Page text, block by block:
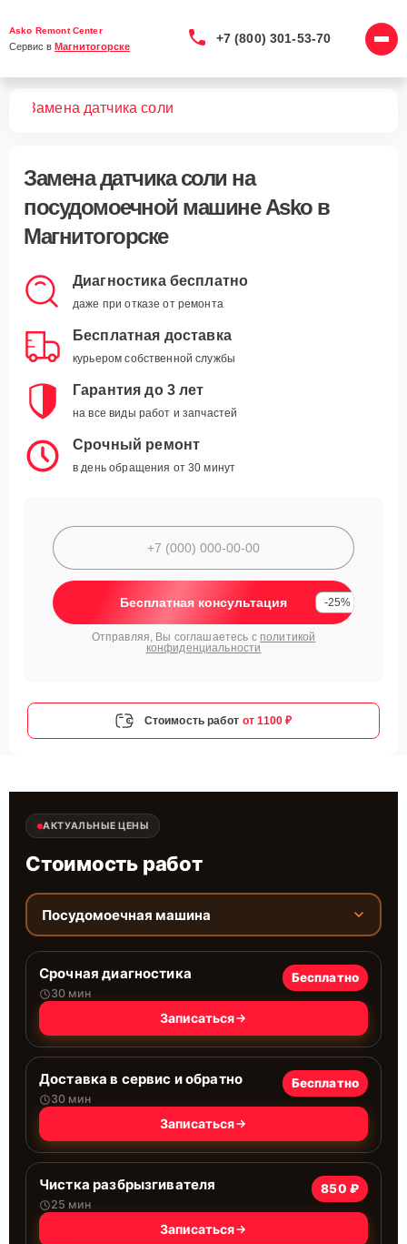
Asko Remont Center
Сервис в Магнитогорске
+7 (800) 301-53-70
Замена датчика соли
Замена датчика соли на
посудомоечной машине Asko в
Магнитогорске
Диагностика бесплатно
даже при отказе от ремонта
Бесплатная доставка
курьером собственной службы
Гарантия до 3 лет
на все виды работ и запчастей
Срочный ремонт
в день обращения от 30 минут
Бесплатная консультация -25%
Отправляя, Вы соглашаетесь с политикой
конфиденциальности
Стоимость работ от 1100 ₽
АКТУАЛЬНЫЕ ЦЕНЫ
Стоимость работ
Посудомоечная машина
Срочная диагностика
30 мин
Бесплатно
Записаться
Доставка в сервис и обратно
30 мин
Бесплатно
Записаться
Чистка разбрызгивателя
25 мин
850 ₽
Записаться